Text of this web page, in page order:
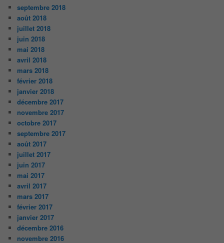
septembre 2018
août 2018
juillet 2018
juin 2018
mai 2018
avril 2018
mars 2018
février 2018
janvier 2018
décembre 2017
novembre 2017
octobre 2017
septembre 2017
août 2017
juillet 2017
juin 2017
mai 2017
avril 2017
mars 2017
février 2017
janvier 2017
décembre 2016
novembre 2016